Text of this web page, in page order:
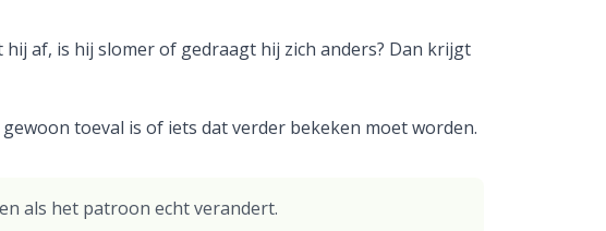
af, is hij slomer of gedraagt hij zich anders? Dan krijgt
toeval is of iets dat verder bekeken moet worden.
als het patroon echt verandert.